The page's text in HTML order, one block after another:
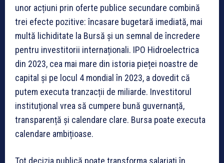
unor acțiuni prin oferte publice secundare combină
trei efecte pozitive: încasare bugetară imediată, mai
multă lichiditate la Bursă și un semnal de încredere
pentru investitorii internaționali. IPO Hidroelectrica
din 2023, cea mai mare din istoria pieței noastre de
capital și pe locul 4 mondial în 2023, a dovedit că
putem executa tranzacții de miliarde. Investitorul
instituțional vrea să cumpere bună guvernanță,
transparență și calendare clare. Bursa poate executa
calendare ambițioase.